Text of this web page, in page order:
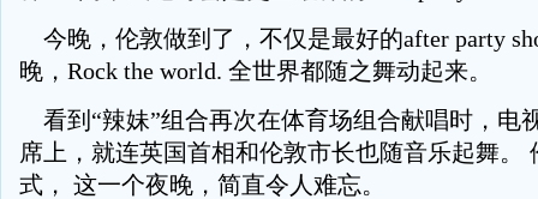
今晚，伦敦做到了，不仅是最好的after party
晚，Rock the world. 全世界都随之舞动起来。
看到“辣妹”组合再次在体育场组合献唱时，电
席上，就连英国首相和伦敦市长也随音乐起舞。
式， 这一个夜晚，简直令人难忘。